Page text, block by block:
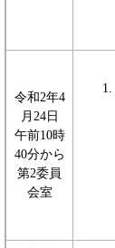
令和2年4
月24日
午前10時
40分から
第2委員
会室